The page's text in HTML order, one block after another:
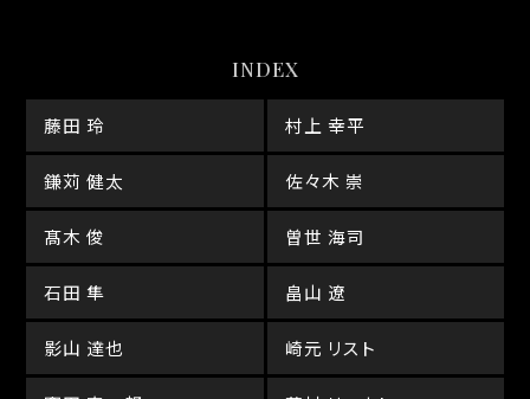
INDEX
藤田 玲 村上 幸平
鎌苅 健太 佐々木 崇
髙木 俊 曽世 海司
石田 隼 畠山 遼
影山 達也 崎元 リスト